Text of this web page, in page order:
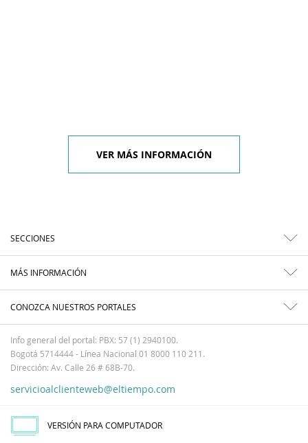
VER MÁS INFORMACIÓN
SECCIONES
MÁS INFORMACIÓN
CONOZCA NUESTROS PORTALES
Info general del portal: PBX: 57 (1) 2940100.
Bogotá 5714444 - Línea Nacional 01 8000 110 211.
Dirección: Av. Calle 26 # 68B-70.
servicioalclienteweb@eltiempo.com
VERSIÓN PARA COMPUTADOR